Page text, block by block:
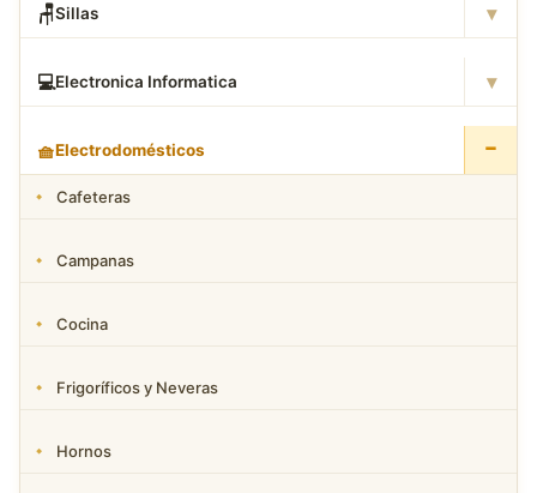
🪑Sillas ▾
💻Electronica Informatica ▾
🧺Electrodomésticos −
Cafeteras
Campanas
Cocina
Frigoríficos y Neveras
Hornos